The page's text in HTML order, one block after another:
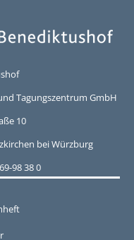
Tagungszentrum GmbH
10
bei Würzburg
98 38 0